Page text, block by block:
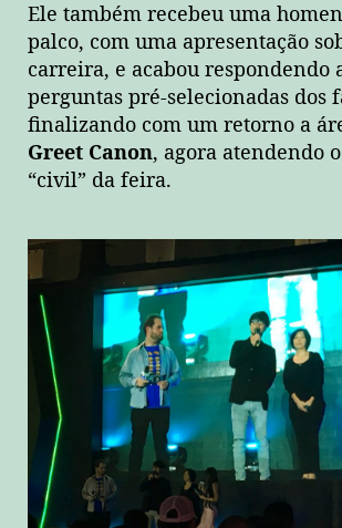
Ele também recebeu uma
palco, com uma apresentação
carreira, e acabou respondendo
perguntas pré-selecionadas dos
finalizando com um retorno a
Greet Canon, agora atendendo
“civil” da feira.